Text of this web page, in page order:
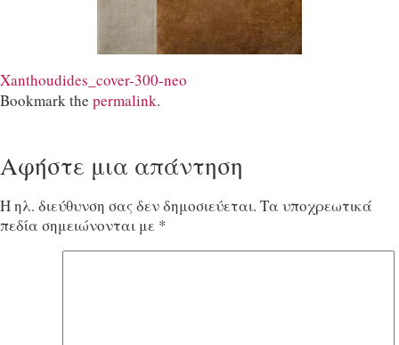
Xanthoudides_cover-300-neo
Bookmark the permalink.
Αφήστε μια απάντηση
Η ηλ. διεύθυνση σας δεν δημοσιεύεται. Τα υποχρεωτικά
πεδία σημειώνονται με *